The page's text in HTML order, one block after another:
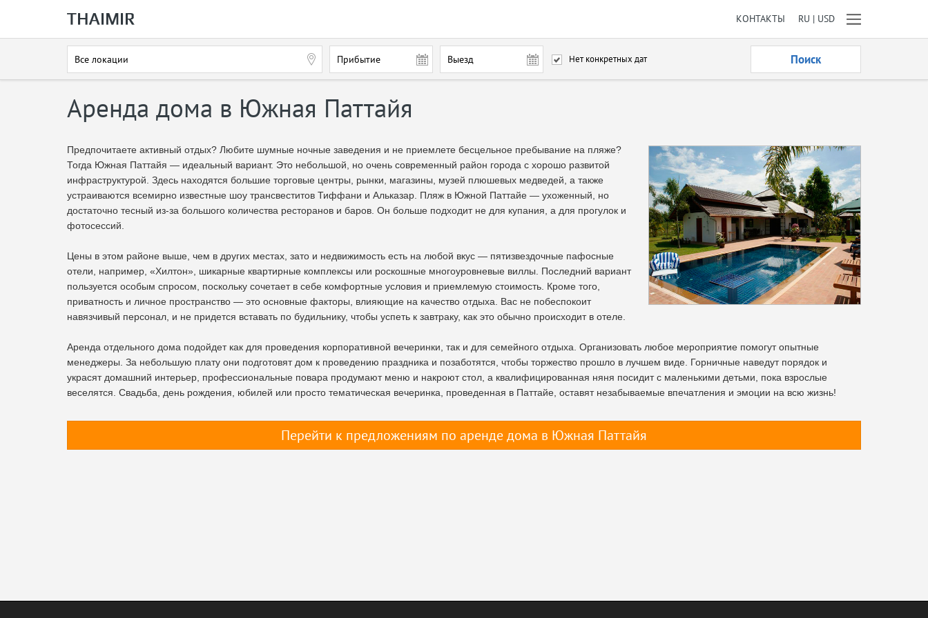
КОНТАКТЫ RU | USD
Все локации Прибытие Выезд Нет конкретных дат Поиск
Аренда дома в Южная Паттайя
Предпочитаете активный отдых? Любите шумные ночные заведения и не приемлете бесцельное пребывание на пляже?
Тогда Южная Паттайя — идеальный вариант. Это небольшой, но очень современный район города с хорошо развитой
инфраструктурой. Здесь находятся большие торговые центры, рынки, магазины, музей плюшевых медведей, а также
устраиваются всемирно известные шоу трансвеститов Тиффани и Альказар. Пляж в Южной Паттайе — ухоженный, но
достаточно тесный из-за большого количества ресторанов и баров. Он больше подходит не для купания, а для прогулок и
фотосессий.
Цены в этом районе выше, чем в других местах, зато и недвижимость есть на любой вкус — пятизвездочные пафосные
отели, например, «Хилтон», шикарные квартирные комплексы или роскошные многоуровневые виллы. Последний вариант
пользуется особым спросом, поскольку сочетает в себе комфортные условия и приемлемую стоимость. Кроме того,
приватность и личное пространство — это основные факторы, влияющие на качество отдыха. Вас не побеспокоит
навязчивый персонал, и не придется вставать по будильнику, чтобы успеть к завтраку, как это обычно происходит в отеле.
Аренда отдельного дома подойдет как для проведения корпоративной вечеринки, так и для семейного отдыха. Организовать любое мероприятие помогут опытные
менеджеры. За небольшую плату они подготовят дом к проведению праздника и позаботятся, чтобы торжество прошло в лучшем виде. Горничные наведут порядок и
украсят домашний интерьер, профессиональные повара продумают меню и накроют стол, а квалифицированная няня посидит с маленькими детьми, пока взрослые
веселятся. Свадьба, день рождения, юбилей или просто тематическая вечеринка, проведенная в Паттайе, оставят незабываемые впечатления и эмоции на всю жизнь!
Перейти к предложениям по аренде дома в Южная Паттайя